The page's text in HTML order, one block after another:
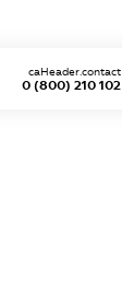
0 (800) 210 102
caHeader.contact